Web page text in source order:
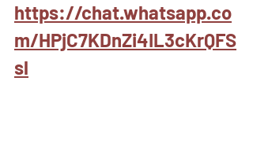
https://chat.whatsapp.co
m/HPjC7KDnZi4IL3cKrQFS
sl